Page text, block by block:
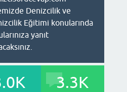
Denizcilik ve
Eğitimi konularında
yanıt
3.3K